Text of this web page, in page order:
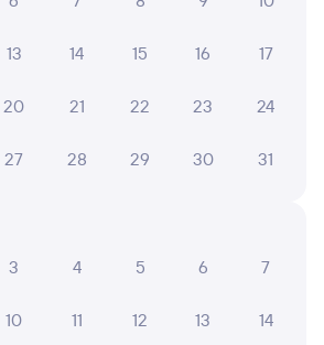
в Нижневартовск-1
21:45
ближайшие: 8, 9, 10 августа Маршрут
13 14 15 16 17
20 21 22 23 24
27 28 29 30 31
3 4 5 6 7
10 11 12 13 14